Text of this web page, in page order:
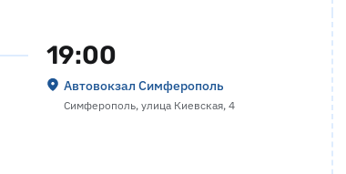
19:00
Автовокзал Симферополь
Симферополь, улица Киевская, 4